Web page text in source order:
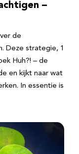
–
de
Deze strategie, 1
Huh?! – de
en kijkt naar wat
In essentie is